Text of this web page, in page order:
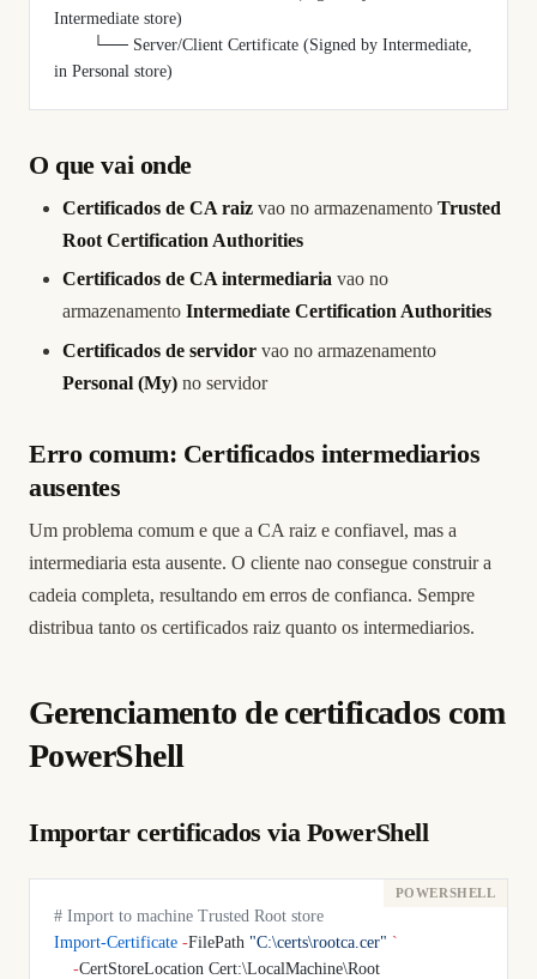
Intermediate store)
in Personal store)
O que vai onde
Certificados de CA raiz vao no armazenamento Trusted
Root Certification Authorities
Certificados de CA intermediaria vao no
armazenamento Intermediate Certification Authorities
Certificados de servidor vao no armazenamento
Personal (My) no servidor
Erro comum: Certificados intermediarios
ausentes
Um problema comum e que a CA raiz e confiavel, mas a
intermediaria esta ausente. O cliente nao consegue construir a
cadeia completa, resultando em erros de confianca. Sempre
distribua tanto os certificados raiz quanto os intermediarios.
Gerenciamento de certificados com
PowerShell
Importar certificados via PowerShell
# Import to machine Trusted Root store
Import-Certificate -FilePath "C:\certs\rootca.cer" `
    -
CertStoreLocation Cert:\LocalMachine\Root